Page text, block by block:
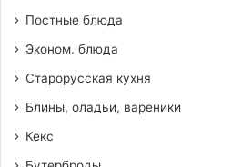
Постные блюда
Эконом. блюда
Старорусская кухня
Блины, оладьи, вареники
Кекс